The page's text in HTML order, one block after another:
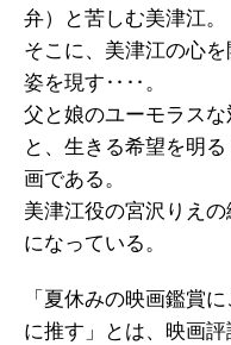
弁）と苦しむ美津江。
そこに、美津江の心
姿を現す‥‥。
父と娘のユーモラス
と、生きる希望を明
画である。
美津江役の宮沢りえ
になっている。
「夏休みの映画鑑賞
に推す」とは、映画